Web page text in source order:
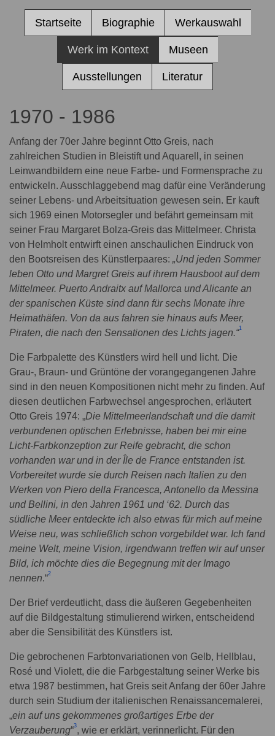
Startseite Biographie Werkauswahl
Werk im Kontext Museen
Ausstellungen Literatur
1970 - 1986
Anfang der 70er Jahre beginnt Otto Greis, nach
zahlreichen Studien in Bleistift und Aquarell, in seinen
Leinwandbildern eine neue Farbe- und Formensprache zu
entwickeln. Ausschlaggebend mag dafür eine Veränderung
seiner Lebens- und Arbeitsituation gewesen sein. Er kauft
sich 1969 einen Motorsegler und befährt gemeinsam mit
seiner Frau Margaret Bolza-Greis das Mittelmeer. Christa
von Helmholt entwirft einen anschaulichen Eindruck von
den Bootsreisen des Künstlerpaares: „Und jeden Sommer
leben Otto und Margret Greis auf ihrem Hausboot auf dem
Mittelmeer. Puerto Andraitx auf Mallorca und Alicante an
der spanischen Küste sind dann für sechs Monate ihre
Heimathäfen. Von da aus fahren sie hinaus aufs Meer,
Piraten, die nach den Sensationen des Lichts jagen.“1
Die Farbpalette des Künstlers wird hell und licht. Die
Grau-, Braun- und Grüntöne der vorangegangenen Jahre
sind in den neuen Kompositionen nicht mehr zu finden. Auf
diesen deutlichen Farbwechsel angesprochen, erläutert
Otto Greis 1974: „Die Mittelmeerlandschaft und die damit
verbundenen optischen Erlebnisse, haben bei mir eine
Licht-Farbkonzeption zur Reife gebracht, die schon
vorhanden war und in der Île de France entstanden ist.
Vorbereitet wurde sie durch Reisen nach Italien zu den
Werken von Piero della Francesca, Antonello da Messina
und Bellini, in den Jahren 1961 und ‘62. Durch das
südliche Meer entdeckte ich also etwas für mich auf meine
Weise neu, was schließlich schon vorgebildet war. Ich fand
meine Welt, meine Vision, irgendwann treffen wir auf unser
Bild, ich möchte dies die Begegnung mit der Imago
nennen.“2
Der Brief verdeutlicht, dass die äußeren Gegebenheiten
auf die Bildgestaltung stimulierend wirken, entscheidend
aber die Sensibilität des Künstlers ist.
Die gebrochenen Farbtonvariationen von Gelb, Hellblau,
Rosé und Violett, die die Farbgestaltung seiner Werke bis
etwa 1987 bestimmen, hat Greis seit Anfang der 60er Jahre
durch sein Studium der italienischen Renaissancemalerei,
„ein auf uns gekommenes großartiges Erbe der
Verzauberung“3, wie er erklärt, verinnerlicht. Für den